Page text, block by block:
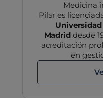
Medicina
Pilar es
Madrid desde
acreditación
en